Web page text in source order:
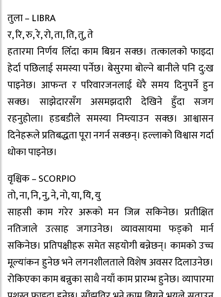
तुला – LIBRA
र, रि, रु, रे, रो, ता, ति, तु, ते
हतारमा निर्णय लिँदा काम बिग्रन सक्छ। तत्कालको फाइदा
हेर्दा पछिलाई समस्या पर्नेछ। बेसुरमा बोल्ने बानीले पनि दु:ख
पाइनेछ। आफन्त र परिवारजनलाई धेरै समय दिनुपर्ने हुन
सक्छ। साझेदारसँग असमझदारी देखिने हुँदा सजग
रहनुहोला। हडबडीले समस्या निम्त्याउन सक्छ। आश्वासन
दिनेहरूले प्रतिबद्धता पूरा नगर्न सक्छन्। हल्लाको विश्वास गर्दा
धोका पाइनेछ।
वृश्चिक – SCORPIO
तो, ना, नि, नु, ने, नो, या, यि, यु
साहसी काम गरेर अरूको मन जित्न सकिनेछ। प्रतीक्षित
नतिजाले उत्साह जगाउनेछ। व्यावसायमा फड्को मार्न
सकिनेछ। प्रतिपक्षीहरू समेत सहयोगी बन्नेछन्। कामको उच्च
मूल्यांकन हुनेछ भने लगनशीलताले विशेष अवसर दिलाउनेछ।
रोकिएका काम बन्नुका साथै नयाँ काम प्रारम्भ हुनेछ। व्यापारमा